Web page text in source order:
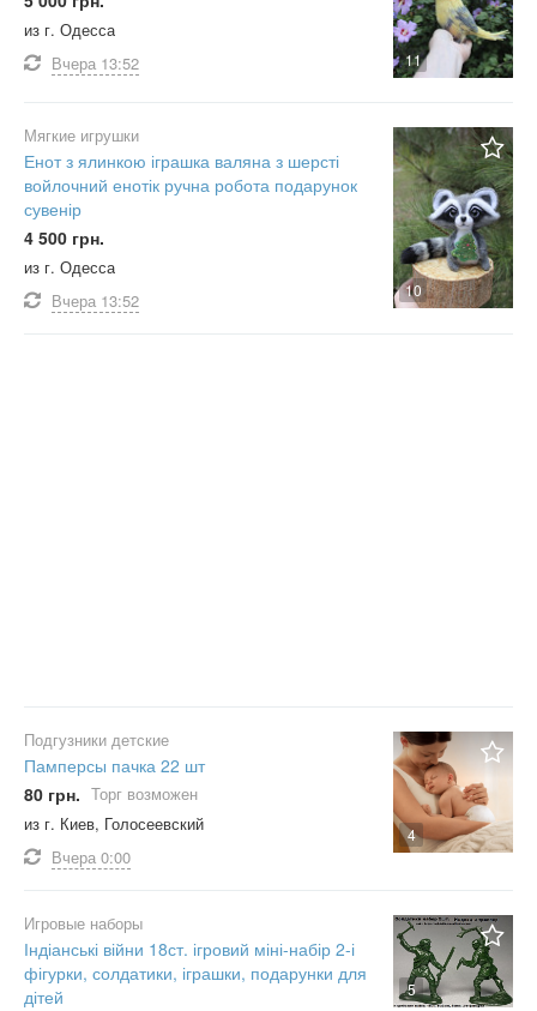
11
из г. Одесса
Вчера 13:52
10
Мягкие игрушки
Енот з ялинкою іграшка валяна з шерсті
войлочний енотік ручна робота подарунок
сувенір
4 500 грн.
из г. Одесса
Вчера 13:52
4
Подгузники детские
Памперсы пачка 22 шт
80 грн. Торг возможен
из г. Киев, Голосеевский
Вчера 0:00
5
Игровые наборы
Індіанські війни 18ст. ігровий міні-набір 2-і
фігурки, солдатики, іграшки, подарунки для
дітей